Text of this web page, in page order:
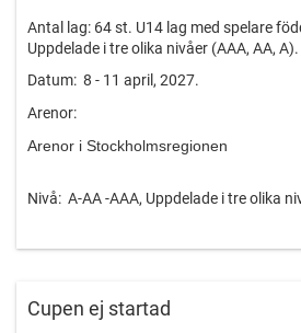
Antal lag: 64 st. U14 lag med spelare
Uppdelade i tre olika nivåer (AAA, AA, A).
Datum: 8 - 11 april, 2027.
Arenor:
Arenor i Stockholmsregionen
Nivå: A-AA -AAA, Uppdelade i tre olika
den 9 april, med matchstart kl. 08:00.
Cupen ej startad